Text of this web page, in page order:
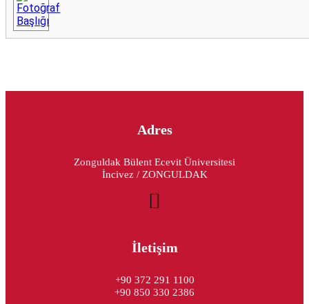
Adres
Zonguldak Bülent Ecevit Üniversitesi
İncivez / ZONGULDAK
İletişim
+90 372 291 1100
+90 850 330 2386